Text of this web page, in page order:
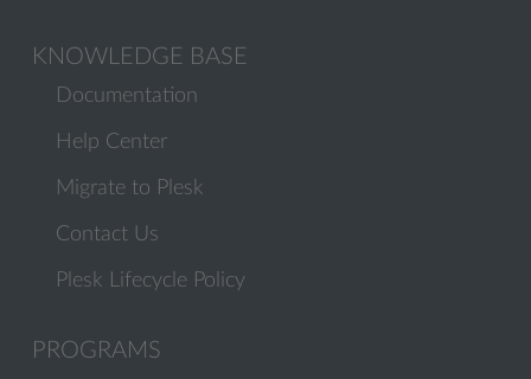
KNOWLEDGE BASE
Documentation
Help Center
Migrate to Plesk
Contact Us
Plesk Lifecycle Policy
PROGRAMS